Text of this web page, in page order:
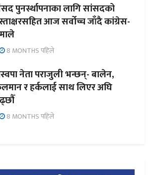
पुनर्स्थापनाका लागि सांसदको
आज सर्वोच्च जाँदै कांग्रेस-
8 MONTHS पहिले
नेता पराजुली भन्छन्- बालेन,
र हर्कलाई साथ लिएर अघि
8 MONTHS पहिले